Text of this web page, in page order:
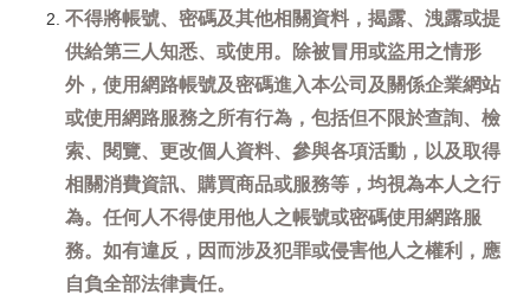
不得將帳號、密碼及其他相關資料，揭露、洩露或提
供給第三人知悉、或使用。除被冒用或盜用之情形
外，使用網路帳號及密碼進入本公司及關係企業網站
或使用網路服務之所有行為，包括但不限於查詢、檢
索、閱覽、更改個人資料、參與各項活動，以及取得
相關消費資訊、購買商品或服務等，均視為本人之行
為。任何人不得使用他人之帳號或密碼使用網路服
務。如有違反，因而涉及犯罪或侵害他人之權利，應
自負全部法律責任。